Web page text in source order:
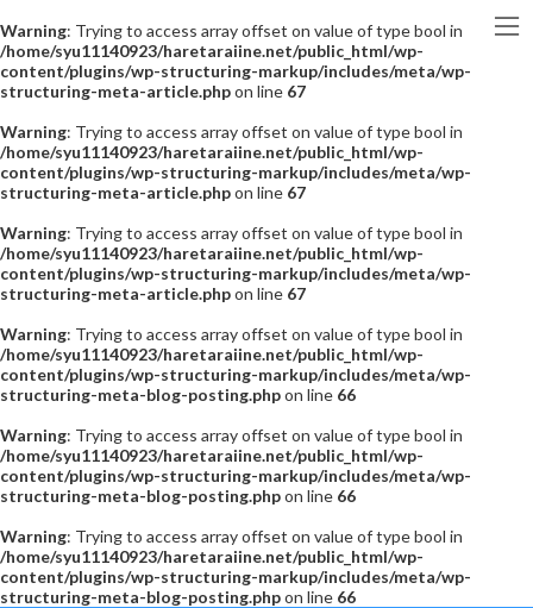
Warning: Trying to access array offset on value of type bool in
/home/syu11140923/haretaraiine.net/public_html/wp-
content/plugins/wp-structuring-markup/includes/meta/wp-
structuring-meta-article.phpon line 67
Warning: Trying to access array offset on value of type bool in
/home/syu11140923/haretaraiine.net/public_html/wp-
content/plugins/wp-structuring-markup/includes/meta/wp-
structuring-meta-article.phpon line 67
Warning: Trying to access array offset on value of type bool in
/home/syu11140923/haretaraiine.net/public_html/wp-
content/plugins/wp-structuring-markup/includes/meta/wp-
structuring-meta-article.phpon line 67
Warning: Trying to access array offset on value of type bool in
/home/syu11140923/haretaraiine.net/public_html/wp-
content/plugins/wp-structuring-markup/includes/meta/wp-
structuring-meta-blog-posting.phpon line 66
Warning: Trying to access array offset on value of type bool in
/home/syu11140923/haretaraiine.net/public_html/wp-
content/plugins/wp-structuring-markup/includes/meta/wp-
structuring-meta-blog-posting.phpon line 66
Warning: Trying to access array offset on value of type bool in
/home/syu11140923/haretaraiine.net/public_html/wp-
content/plugins/wp-structuring-markup/includes/meta/wp-
structuring-meta-blog-posting.phpon line 66